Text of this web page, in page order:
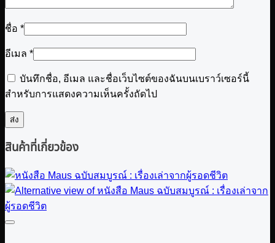
ชื่อ *
อีเมล *
บันทึกชื่อ, อีเมล และชื่อเว็บไซต์ของฉันบนเบราว์เซอร์นี้
สำหรับการแสดงความเห็นครั้งถัดไป
สินค้าที่เกี่ยวข้อง